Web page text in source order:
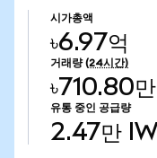
시가총액
৳6.97억
거래량 (24시간)
৳710.80만
유통 중인 공급량
2.47만